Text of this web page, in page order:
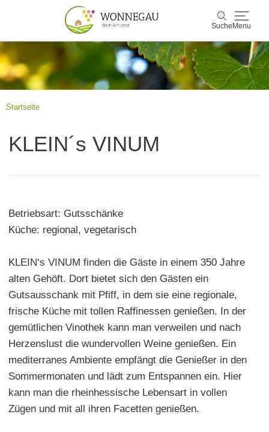
Suche Menu
Suche
Wonnegau
Startseite
KLEIN´s VINUM
Betriebsart: Gutsschänke
Küche: regional, vegetarisch
KLEIN‘s VINUM finden die Gäste in einem 350 Jahre
alten Gehöft. Dort bietet sich den Gästen ein
Gutsausschank mit Pfiff, in dem sie eine regionale,
frische Küche mit tollen Raffinessen genießen. In der
gemütlichen Vinothek kann man verweilen und nach
Herzenslust die wundervollen Weine genießen. Ein
mediterranes Ambiente empfängt die Genießer in den
Sommermonaten und lädt zum Entspannen ein. Hier
kann man die rheinhessische Lebensart in vollen
Zügen und mit all ihren Facetten genießen.